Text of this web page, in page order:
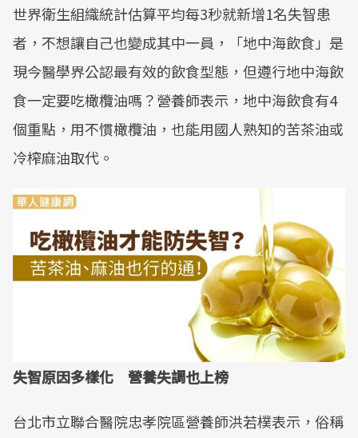
世界衛生組織統計估算平均每3秒就新增1名失智患
者，不想讓自己也變成其中一員，「地中海飲食」是
現今醫學界公認最有效的飲食型態，但遵行地中海飲
食一定要吃橄欖油嗎？營養師表示，地中海飲食有4
個重點，用不慣橄欖油，也能用國人熟知的苦茶油或
冷榨麻油取代。
失智原因多樣化 營養失調也上榜
台北市立聯合醫院忠孝院區營養師洪若樸表示，俗稱